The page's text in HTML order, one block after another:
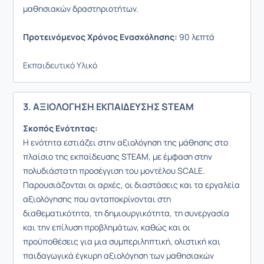
μαθησιακών δραστηριοτήτων.
Προτεινόμενος Χρόνος Ενασχόλησης: 90 λεπτά
Εκπαιδευτικό Υλικό
3. ΑΞΙΟΛΟΓΗΣΗ ΕΚΠΑΙΔΕΥΣΗΣ STEAM
Σκοπός Ενότητας:
Η ενότητα εστιάζει στην αξιολόγηση της μάθησης στο
πλαίσιο της εκπαίδευσης STEAM, με έμφαση στην
πολυδιάστατη προσέγγιση του μοντέλου SCALE.
Παρουσιάζονται οι αρχές, οι διαστάσεις και τα εργαλεία
αξιολόγησης που ανταποκρίνονται στη
διαθεματικότητα, τη δημιουργικότητα, τη συνεργασία
και την επίλυση προβλημάτων, καθώς και οι
προϋποθέσεις για μια συμπεριληπτική, ολιστική και
παιδαγωγικά έγκυρη αξιολόγηση των μαθησιακών